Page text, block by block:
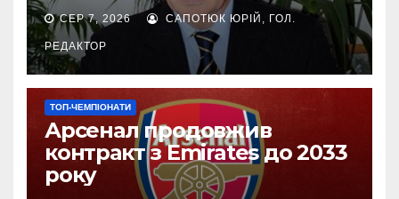
СЕР 7, 2026 САПОТЮК ЮРІЙ, ГОЛ.
РЕДАКТОР
ТОП-ЧЕМПІОНАТИ
Арсенал продовжив
контракт з Emirates до 2033
року